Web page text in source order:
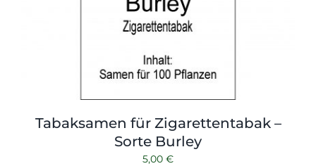
Tabaksamen für Zigarettentabak –
Sorte Burley
5,00 €